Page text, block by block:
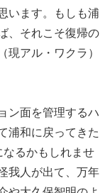
います。もしも浦
、それこそ復帰の
現アル・ワクラ）
ン面を管理するハ
浦和に戻ってきた
るかもしれませ
我人が出て、万年